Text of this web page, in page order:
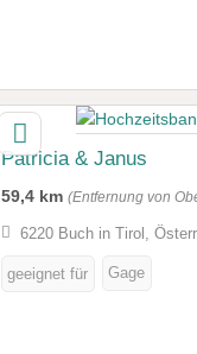
Patricia & Janus
59,4 km (Entfernung von
6220 Buch in Tirol,
geeignet für Gage